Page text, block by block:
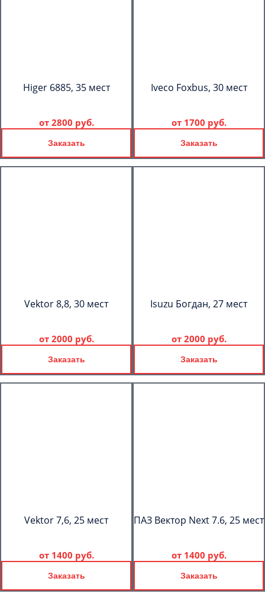
Higer 6885, 35 мест
от 2800 руб.
Заказать
Iveco Foxbus, 30 мест
от 1700 руб.
Заказать
Vektor 8,8, 30 мест
от 2000 руб.
Заказать
Isuzu Богдан, 27 мест
от 2000 руб.
Заказать
Vektor 7,6, 25 мест
от 1400 руб.
Заказать
ПАЗ Вектор Next 7.6, 25 мест
от 1400 руб.
Заказать